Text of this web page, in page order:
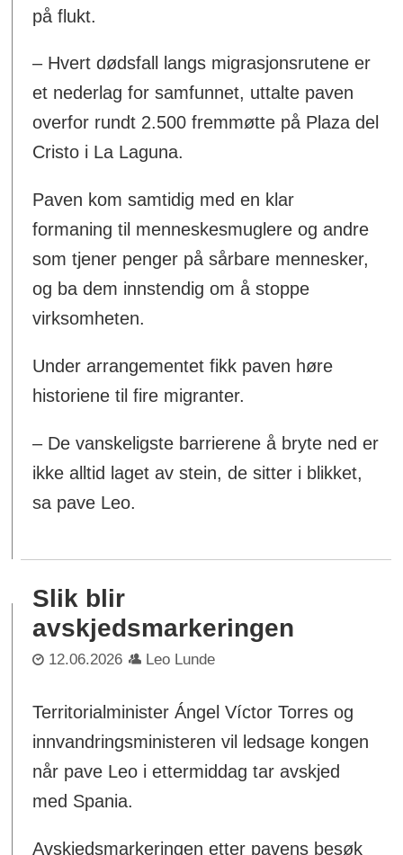
på flukt.
– Hvert dødsfall langs migrasjonsrutene er
et nederlag for samfunnet, uttalte paven
overfor rundt 2.500 fremmøtte på Plaza del
Cristo i La Laguna.
Paven kom samtidig med en klar
formaning til menneskesmuglere og andre
som tjener penger på sårbare mennesker,
og ba dem innstendig om å stoppe
virksomheten.
Under arrangementet fikk paven høre
historiene til fire migranter.
– De vanskeligste barrierene å bryte ned er
ikke alltid laget av stein, de sitter i blikket,
sa pave Leo.
Slik blir
avskjedsmarkeringen
12.06.2026 Leo Lunde
Territorialminister Ángel Víctor Torres og
innvandringsministeren vil ledsage kongen
når pave Leo i ettermiddag tar avskjed
med Spania.
Avskjedsmarkeringen etter pavens besøk